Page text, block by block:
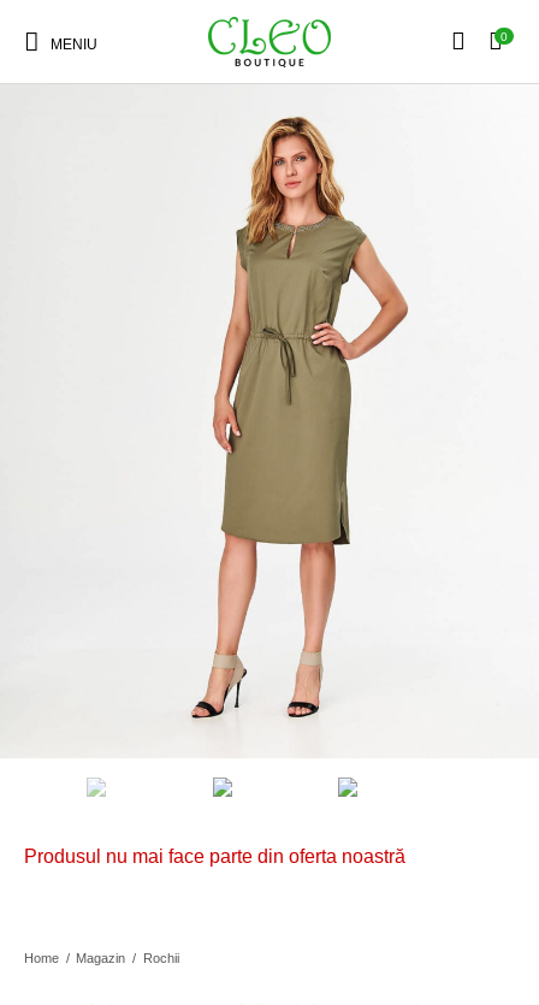
MENIU 0
Cămăși
Tricouri
Pulovere Accesorii
Home / Magazin / Rochii
Produsul nu mai face parte din oferta noastră